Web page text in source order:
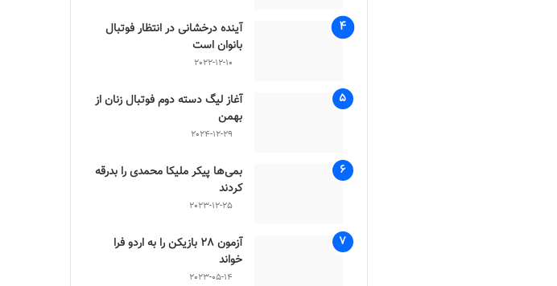
آینده درخشانی در انتظار فوتبال
بانوان است
2022-12-10
آغاز لیگ دسته دوم فوتبال زنان از
بهمن
2024-12-29
بمی‌ها پیکر ملیکا محمدی را بدرقه
کردند
2023-12-25
آزمون 28 بازیکن را به اردو فرا
خواند
2023-05-14